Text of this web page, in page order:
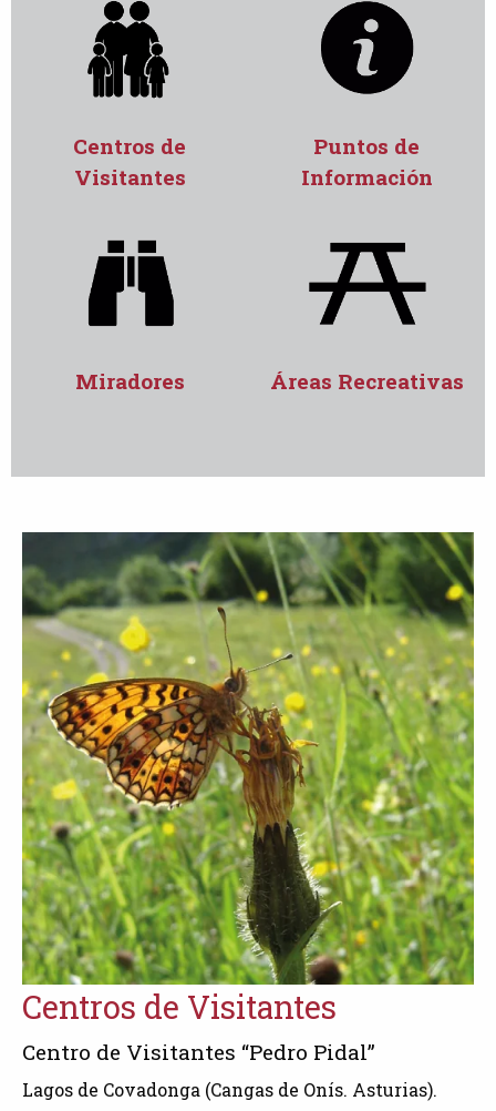
Centros de
Visitantes
Puntos de
Información
Miradores Áreas Recreativas
Centros de Visitantes
Centro de Visitantes “Pedro Pidal”
Lagos de Covadonga (Cangas de Onís. Asturias).